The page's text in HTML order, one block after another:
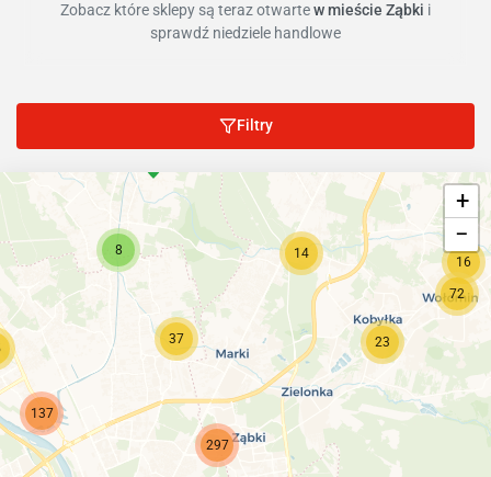
Zobacz które sklepy są teraz otwartew mieście Ząbki i
sprawdź niedziele handlowe
Filtry
23
14
8
72
16
297
37
137
+
−